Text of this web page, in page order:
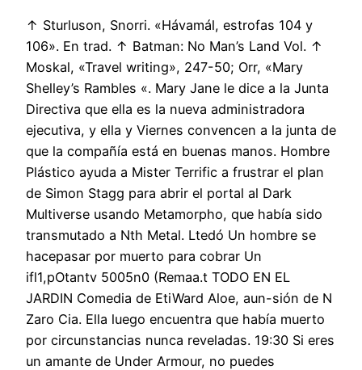
↑ Sturluson, Snorri. «Hávamál, estrofas 104 y
106». En trad. ↑ Batman: No Man’s Land Vol. ↑
Moskal, «Travel writing», 247-50; Orr, «Mary
Shelley’s Rambles «. Mary Jane le dice a la Junta
Directiva que ella es la nueva administradora
ejecutiva, y ella y Viernes convencen a la junta de
que la compañía está en buenas manos. Hombre
Plástico ayuda a Mister Terrific a frustrar el plan
de Simon Stagg para abrir el portal al Dark
Multiverse usando Metamorpho, que había sido
transmutado a Nth Metal. Ltedó Un hombre se
hacepasar por muerto para cobrar Un
ifl1,pOtantv 5005n0 (Remaa.t TODO EN EL
JARDIN Comedia de EtiWard Aloe, aun-sión de N
Zaro Cia. Ella luego encuentra que había muerto
por circunstancias nunca reveladas. 19:30 Si eres
un amante de Under Armour, no puedes